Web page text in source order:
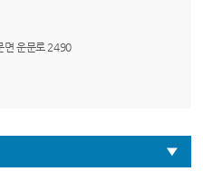
면 운문로 2490